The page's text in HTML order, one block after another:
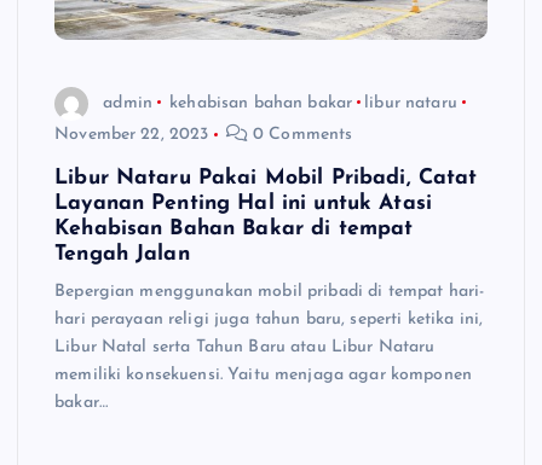
admin kehabisan bahan bakar
libur nataru
November 22, 2023
0 Comments
Libur Nataru Pakai Mobil Pribadi, Catat
Layanan Penting Hal ini untuk Atasi
Kehabisan Bahan Bakar di tempat
Tengah Jalan
Bepergian menggunakan mobil pribadi di tempat hari-
hari perayaan religi juga tahun baru, seperti ketika ini,
Libur Natal serta Tahun Baru atau Libur Nataru
memiliki konsekuensi. Yaitu menjaga agar komponen
bakar…